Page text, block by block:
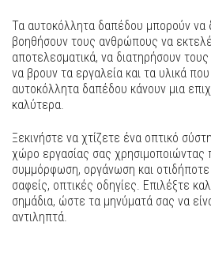
Τα αυτοκόλλητα δαπέδου μπορούν να
βοηθήσουν τους ανθρώπους να
αποτελεσματικά, να διατηρήσουν
να βρουν τα εργαλεία και τα υλικά
αυτοκόλλητα δαπέδου κάνουν μια
καλύτερα.
Ξεκινήστε να χτίζετε ένα οπτικό
χώρο εργασίας σας χρησιμοποιώντας
συμμόρφωση, οργάνωση και
σαφείς, οπτικές οδηγίες. Επιλέξτε
σημάδια, ώστε τα μηνύματά σας να
αντιληπτά.